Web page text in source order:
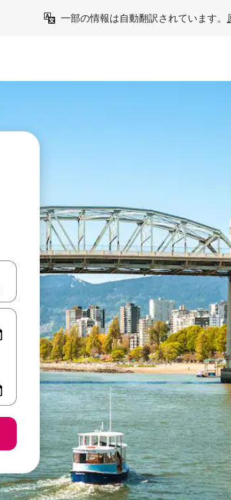
一部の情報は自動翻訳されています。
動するか、画面をタッチまたはスワイプして検